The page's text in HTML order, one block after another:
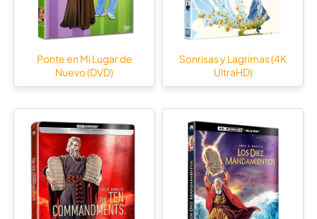
Ponte en Mi Lugar de
Nuevo (DVD)
Sonrisas y Lagrimas (4K
UltraHD)